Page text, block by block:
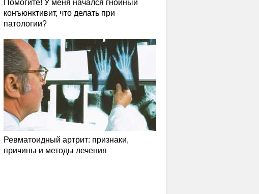
Помогите! У меня начался гнойный
конъюнктивит, что делать при
патологии?
Ревматоидный артрит: признаки,
причины и методы лечения